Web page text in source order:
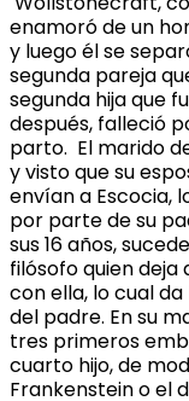
enamoró de un
y luego él se
segunda pareja
segunda hija que
después, falleció
parto. El marido
y visto que su
envían a Escocia,
por parte de su
sus 16 años,
filósofo quien
con ella, lo cual
del padre. En su
tres primeros
cuarto hijo, de
Frankenstein o el